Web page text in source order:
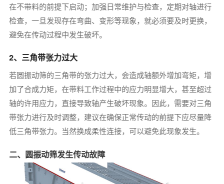
在不带料的前提下启动；加强日常维护与检查，定期对轴进行
检查，一旦发现存在弯曲、变形等现象，就必须要及时更换，
避免在传动过程中发生破坏。
2、三角带张力过大
若圆振动筛的三角带的张力过大，会造成轴额外增加弯矩，增
加了合成力矩，在带料工作过程中的应力明显增大，甚至超过
轴的许用应力，直接导致轴产生破坏现象。因此，需要对三角
带张力进行及时调整，建议在确保正常传动的前提下应尽量降
低三角带张力。当然换成柔性连接，可以避免此现象发生。
二、圆振动筛发生传动故障